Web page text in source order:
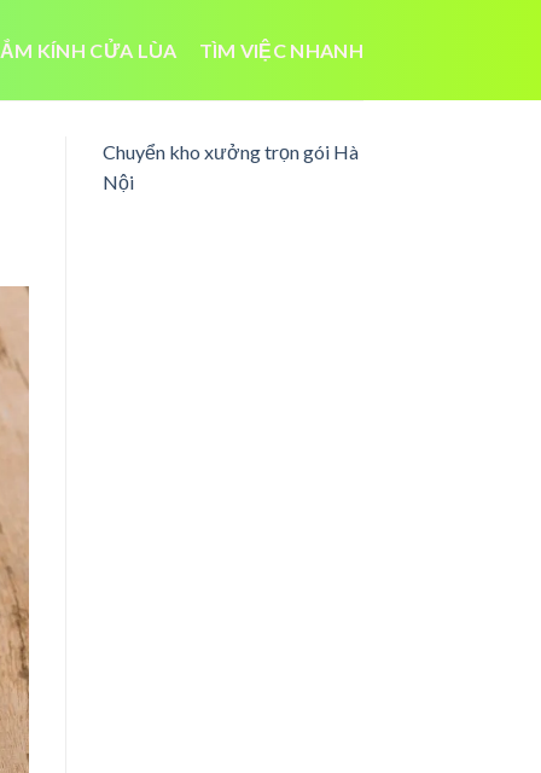
KÍNH CỬA LÙA TÌM VIỆC NHANH
Chuyển kho xưởng trọn gói Hà
Nội